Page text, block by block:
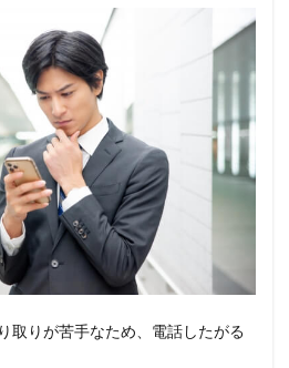
取りが苦手なため、電話したがる